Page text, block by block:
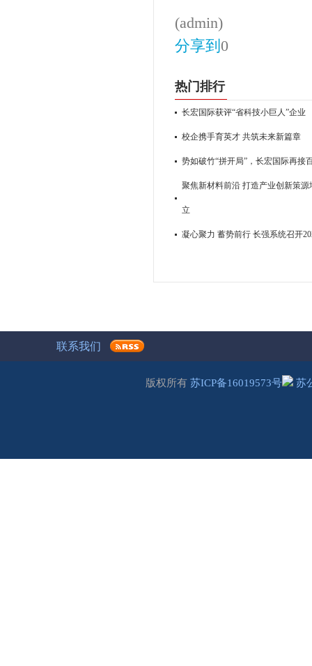
(admin)
分享到 0
热门排行
长宏国际获评“省科技小巨人”企业
校企携手育英才 共筑未来新篇章
势如破竹“拼开局”，长宏国际再接
聚焦新材料前沿 打造产业创新策
立
凝心聚力 蓄势前行 长强系统召开
联系我们
版权所有 苏ICP备16019573号 苏